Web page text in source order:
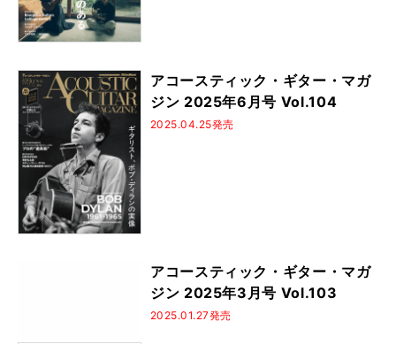
アコースティック・ギター・マガ
ジン 2025年6月号 Vol.104
2025.04.25発売
アコースティック・ギター・マガ
ジン 2025年3月号 Vol.103
2025.01.27発売